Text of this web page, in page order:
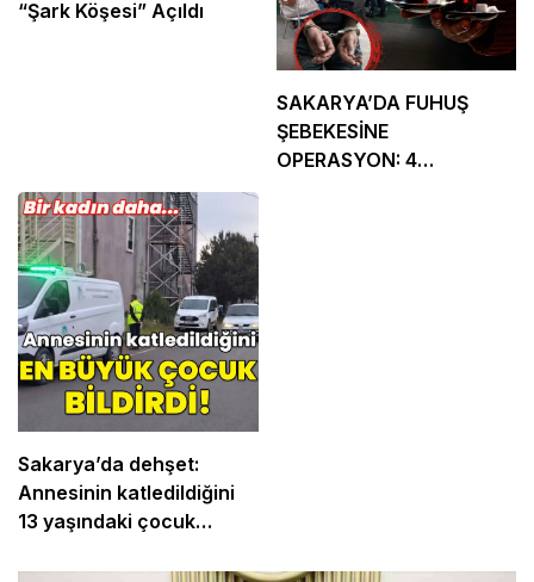
“Şark Köşesi” Açıldı
SAKARYA’DA FUHUŞ
ŞEBEKESİNE
OPERASYON: 4
Sakarya’da dehşet:
Annesinin katledildiğini
13 yaşındaki çocuk